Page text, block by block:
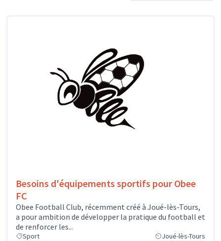
Besoins d'équipements sportifs pour Obee
FC
Obee Football Club, récemment créé à Joué-lès-Tours,
a pour ambition de développer la pratique du football et
de renforcer les...
Sport Joué-lès-Tours